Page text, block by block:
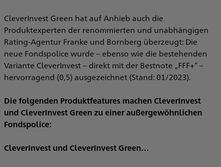
CleverInvest Green hat auf Anhieb auch die
Produktexperten der renommierten und unabhängigen
Rating-Agentur Franke und Bornberg überzeugt: Die
neue Fondspolice wurde – ebenso wie die bestehenden
Variante CleverInvest – direkt mit der Bestnote „FFF+“ –
hervorragend (0,5) ausgezeichnet (Stand: 01/2023).
Die folgenden Produktfeatures machen CleverInvest
und CleverInvest Green zu einer außergewöhnlichen
Fondspolice:
CleverInvest und CleverInvest Green…